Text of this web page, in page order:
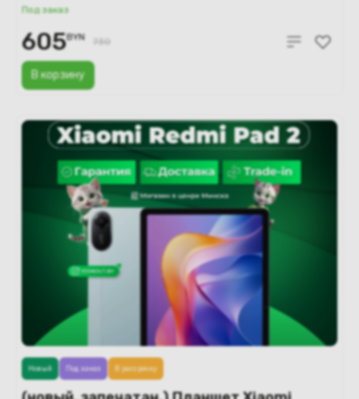
международная версия (мятный)
Под заказ
В корзину
605BYN 730
Новый Под заказ В рассрочку